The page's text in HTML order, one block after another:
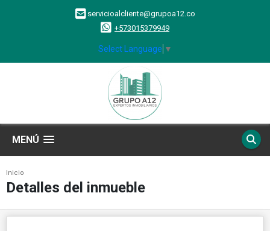
servicioalcliente@grupoa12.co
+573015379949
Select Language ▼
MENÚ
Inicio
Detalles del inmueble